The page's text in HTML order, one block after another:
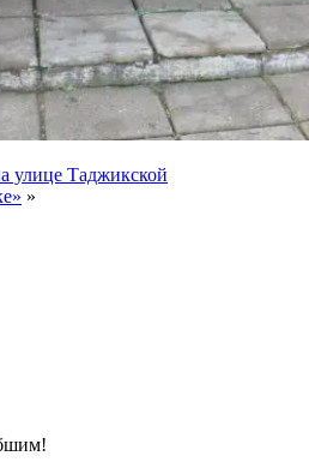
улице Таджикской
»